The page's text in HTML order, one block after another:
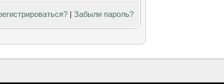
|Забыли пароль?